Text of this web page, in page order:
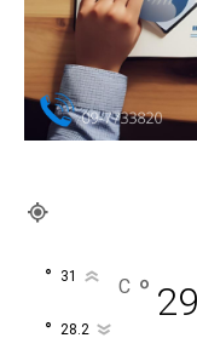
°
C
31
°
28.2
°